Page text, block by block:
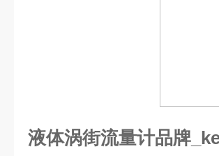
液体涡街流量计品牌